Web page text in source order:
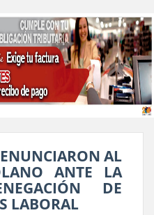
AL
ANTE LA
DE
LABORAL